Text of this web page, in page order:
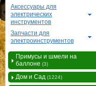
Аксессуары для
электрических
инструментов
Запчасти для
электроинструментов
Примусы и шмели на
баллоне (3)
Дом и Сад (1224)